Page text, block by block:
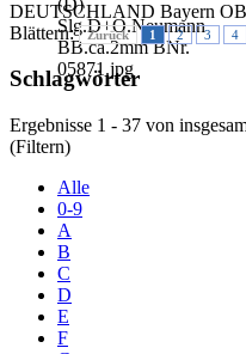
DEUTSCHLAND Bayern
Blättern: Zurück 1 2 3 4
Schlagwörter
Ergebnisse 1 - 37 von
(Filtern)
Alle
0-9
A
B
C
D
E
F